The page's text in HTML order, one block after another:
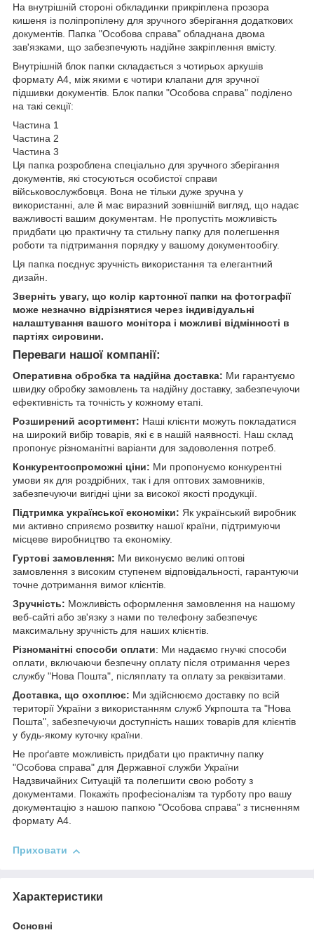
На внутрішній стороні обкладинки прикріплена прозора
кишеня із поліпропілену для зручного зберігання додаткових
документів. Папка "Особова справа" обладнана двома
зав'язками, що забезпечують надійне закріплення вмісту.
Внутрішній блок папки складається з чотирьох аркушів
формату А4, між якими є чотири клапани для зручної
підшивки документів. Блок папки "Особова справа" поділено
на такі секції:
Частина 1
Частина 2
Частина 3
Ця папка розроблена спеціально для зручного зберігання
документів, які стосуються особистої справи
військовослужбовця. Вона не тільки дуже зручна у
використанні, але й має виразний зовнішній вигляд, що надає
важливості вашим документам. Не пропустіть можливість
придбати цю практичну та стильну папку для полегшення
роботи та підтримання порядку у вашому документообігу.
Ця папка поєднує зручність використання та елегантний
дизайн.
Зверніть увагу, що колір картонної папки на фотографії
може незначно відрізнятися через індивідуальні
налаштування вашого монітора і можливі відмінності в
партіях сировини.
Переваги нашої компанії:
Оперативна обробка та надійна доставка: Ми гарантуємо
швидку обробку замовлень та надійну доставку, забезпечуючи
ефективність та точність у кожному етапі.
Розширений асортимент: Наші клієнти можуть покладатися
на широкий вибір товарів, які є в нашій наявності. Наш склад
пропонує різноманітні варіанти для задоволення потреб.
Конкурентоспроможні ціни: Ми пропонуємо конкурентні
умови як для роздрібних, так і для оптових замовників,
забезпечуючи вигідні ціни за високої якості продукції.
Підтримка української економіки: Як український виробник
ми активно сприяємо розвитку нашої країни, підтримуючи
місцеве виробництво та економіку.
Гуртові замовлення: Ми виконуємо великі оптові
замовлення з високим ступенем відповідальності, гарантуючи
точне дотримання вимог клієнтів.
Зручність: Можливість оформлення замовлення на нашому
веб-сайті або зв'язку з нами по телефону забезпечує
максимальну зручність для наших клієнтів.
Різноманітні способи оплати: Ми надаємо гнучкі способи
оплати, включаючи безпечну оплату після отримання через
службу "Нова Пошта", післяплату та оплату за реквізитами.
Доставка, що охоплює: Ми здійснюємо доставку по всій
території України з використанням служб Укрпошта та "Нова
Пошта", забезпечуючи доступність наших товарів для клієнтів
у будь-якому куточку країни.
Не проґавте можливість придбати цю практичну папку
"Особова справа" для Державної служби України
Надзвичайних Ситуацій та полегшити свою роботу з
документами. Покажіть професіоналізм та турботу про вашу
документацію з нашою папкою "Особова справа" з тисненням
формату А4.
Приховати
Характеристики
Основні